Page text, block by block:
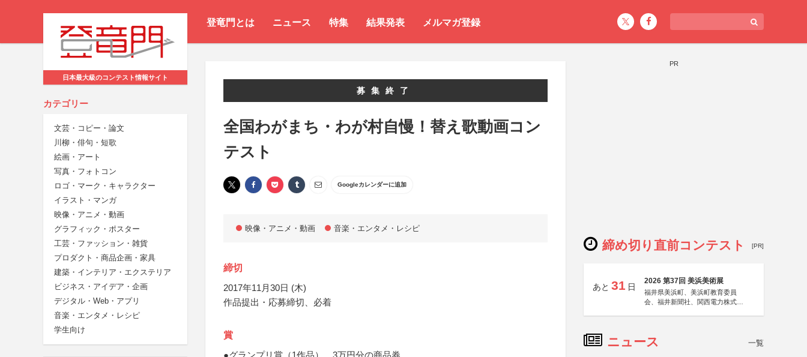
登竜門とは ニュース 特集 結果発表 メルマガ登録
日本最大級のコンテスト情報サイト
カテゴリー
文芸・コピー・論文
川柳・俳句・短歌
絵画・アート
写真・フォトコン
ロゴ・マーク・キャラクター
イラスト・マンガ
映像・アニメ・動画
グラフィック・ポスター
工芸・ファッション・雑貨
プロダクト・商品企画・家具
建築・インテリア・エクステリア
ビジネス・アイデア・企画
デジタル・Web・アプリ
音楽・エンタメ・レシピ
学生向け
募集終了
全国わがまち・わが村自慢！替え歌動画コン
テスト
Googleカレンダーに追加
映像・アニメ・動画 音楽・エンタメ・レシピ
締切
2017年11月30日 (木)
作品提出・応募締切、必着
賞
●グランプリ賞（1作品） 3万円分の商品券
PR
締め切り直前コンテスト [PR]
あと 31 日
2026 第37回 美浜美術展
福井県美浜町、美浜町教育委員
会、福井新聞社、関西電力株式会
ニュース 一覧